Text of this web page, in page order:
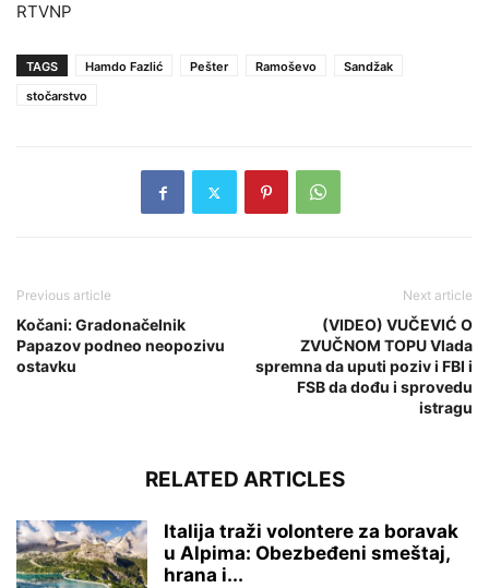
RTVNP
TAGS Hamdo Fazlić Pešter Ramoševo
Sandžak
stočarstvo
Previous article
Kočani: Gradonačelnik
Papazov podneo neopozivu
ostavku
Next article
(VIDEO) VUČEVIĆ O
ZVUČNOM TOPU Vlada
spremna da uputi poziv i FBI i
FSB da dođu i sprovedu
istragu
RELATED ARTICLES
Italija traži volontere za boravak
u Alpima: Obezbeđeni smeštaj,
hrana i...